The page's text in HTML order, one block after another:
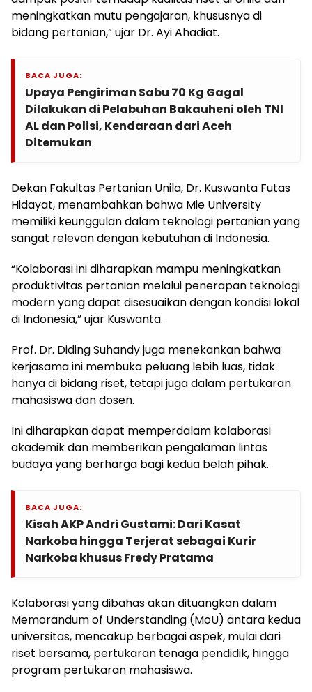
meningkatkan mutu pengajaran, khususnya di
bidang pertanian,” ujar Dr. Ayi Ahadiat.
BACA JUGA:
Upaya Pengiriman Sabu 70 Kg Gagal
Dilakukan di Pelabuhan Bakauheni oleh TNI
AL dan Polisi, Kendaraan dari Aceh
Ditemukan
Dekan Fakultas Pertanian Unila, Dr. Kuswanta Futas
Hidayat, menambahkan bahwa Mie University
memiliki keunggulan dalam teknologi pertanian yang
sangat relevan dengan kebutuhan di Indonesia.
“Kolaborasi ini diharapkan mampu meningkatkan
produktivitas pertanian melalui penerapan teknologi
modern yang dapat disesuaikan dengan kondisi lokal
di Indonesia,” ujar Kuswanta.
Prof. Dr. Diding Suhandy juga menekankan bahwa
kerjasama ini membuka peluang lebih luas, tidak
hanya di bidang riset, tetapi juga dalam pertukaran
mahasiswa dan dosen.
Ini diharapkan dapat memperdalam kolaborasi
akademik dan memberikan pengalaman lintas
budaya yang berharga bagi kedua belah pihak.
BACA JUGA:
Kisah AKP Andri Gustami: Dari Kasat
Narkoba hingga Terjerat sebagai Kurir
Narkoba khusus Fredy Pratama
Kolaborasi yang dibahas akan dituangkan dalam
Memorandum of Understanding (MoU) antara kedua
universitas, mencakup berbagai aspek, mulai dari
riset bersama, pertukaran tenaga pendidik, hingga
program pertukaran mahasiswa.